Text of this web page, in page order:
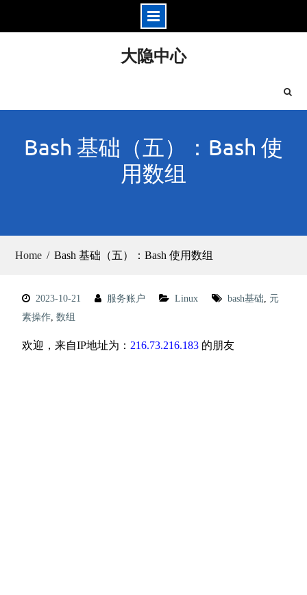
大隐中心
Bash 基础（五）：Bash 使
用数组
Home Bash 基础（五）：Bash 使用数组
2023-10-21 服务账户 Linux bash基础, 元
素操作, 数组
欢迎，来自IP地址为： 216.73.216.183的朋友